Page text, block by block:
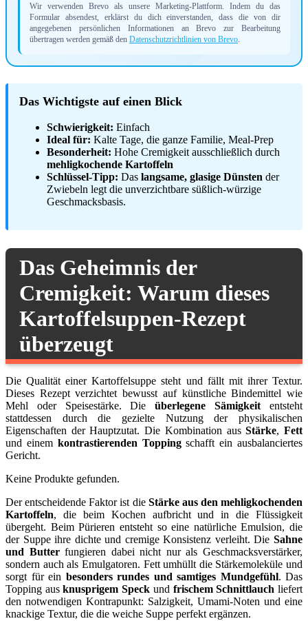
Wir verwenden Brevo als unsere Marketing-Plattform. Indem du das
Formular absendest, erklärst du dich einverstanden, dass die von dir
angegebenen persönlichen Informationen an Brevo zur Bearbeitung
übertragen werden gemäß den Datenschutzrichtlinien von Brevo
Das Wichtigste auf einen Blick
Schwierigkeit: Einfach
Ideal für: Kalte Tage, die ganze Familie, Meal-Prep
Besonderheit: Hohe Cremigkeit ausschließlich durch
mehligkochende Kartoffeln
Schlüssel-Tipp: Das langsame, glasige Dünsten der
Zwiebeln legt die unverzichtbare süßlich-würzige
Geschmacksbasis.
Das Geheimnis der
Cremigkeit: Warum dieses
Kartoffelsuppen-Rezept
überzeugt
Die Qualität einer Kartoffelsuppe steht und fällt mit ihrer Textur.
Dieses Rezept verzichtet bewusst auf künstliche Bindemittel wie
Mehl oder Speisestärke. Dieüberlegene Sämigkeit entsteht
stattdessen durch die gezielte Nutzung der physikalischen
Eigenschaften der Hauptzutat. Die Kombination ausStärke,Fett
und einem kontrastierenden Toppingschafft ein ausbalanciertes
Gericht.
Keine Produkte gefunden.
Der entscheidende Faktor ist die Stärke aus den mehligkochenden
Kartoffeln, die beim Kochen aufbricht und in die Flüssigkeit
übergeht. Beim Pürieren entsteht so eine natürliche Emulsion, die
der Suppe ihre dichte und cremige Konsistenz verleiht. Die Sahne
und Butterfungieren dabei nicht nur als Geschmacksverstärker,
sondern auch als Emulgatoren. Fett umhüllt die Stärkemoleküle und
sorgt für ein besonders rundes und samtiges Mundgefühl. Das
Topping ausknusprigem Speck und frischem Schnittlauch liefert
den notwendigen Kontrapunkt: Salzigkeit, Umami-Noten und eine
knackige Textur, die die weiche Suppe perfekt ergänzen.